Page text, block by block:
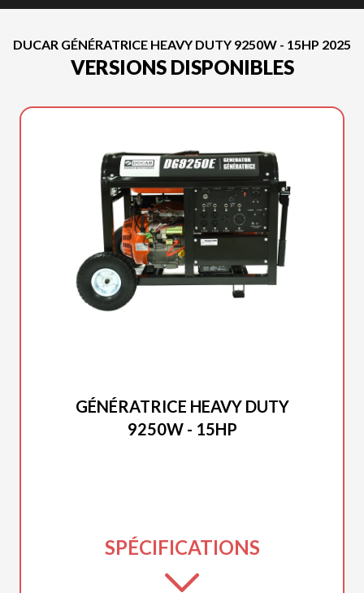
DUCAR GÉNÉRATRICE HEAVY DUTY 9250W - 15HP 2025
VERSIONS DISPONIBLES
GÉNÉRATRICE HEAVY DUTY
9250W - 15HP
SPÉCIFICATIONS